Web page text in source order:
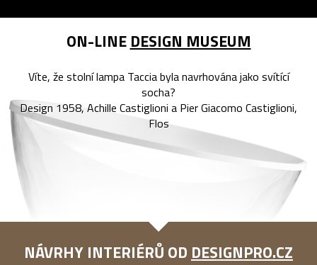
ON-LINE DESIGN MUSEUM
Víte, že stolní lampa Taccia byla navrhována jako svítící
socha?
Design 1958, Achille Castiglioni a Pier Giacomo Castiglioni,
Flos
NÁVRHY INTERIÉRŮ OD DESIGNPRO.CZ